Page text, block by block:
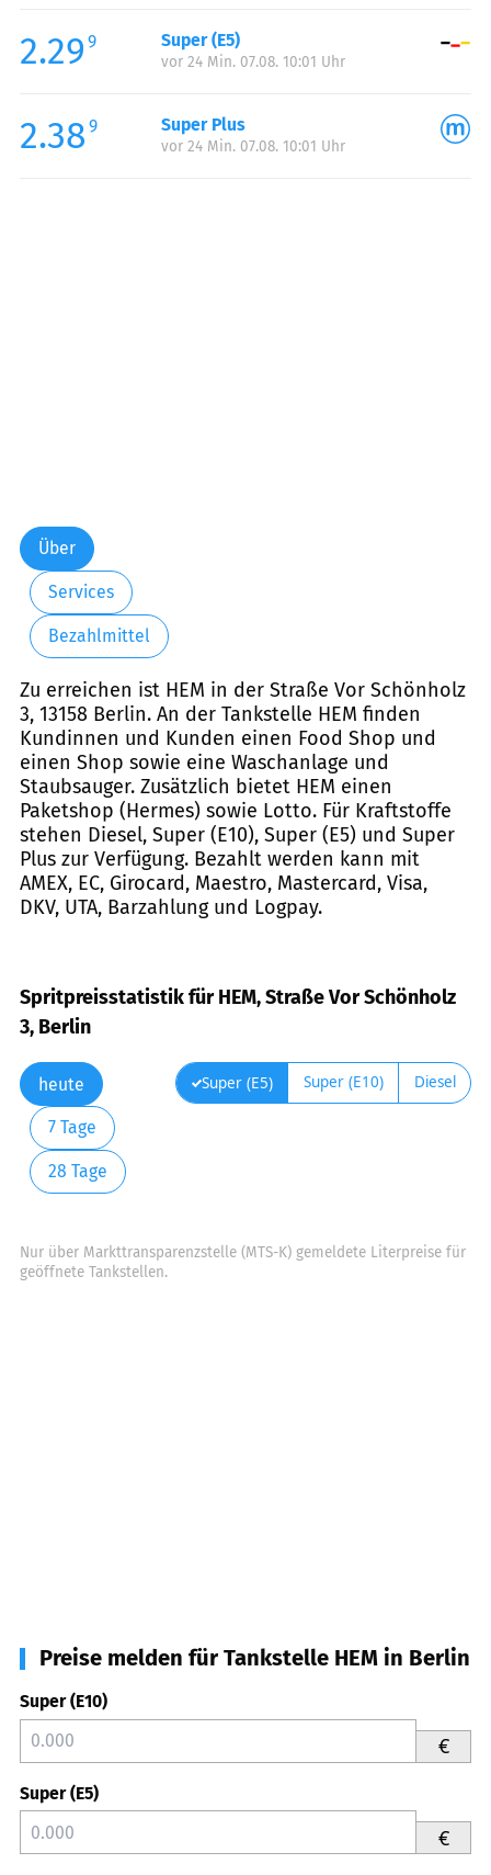
2.29 9 Super (E5)
vor 24 Min. 07.08. 10:01 Uhr
2.38 9 Super Plus
vor 24 Min. 07.08. 10:01 Uhr
Über
Services
Bezahlmittel
Zu erreichen ist HEM in der Straße Vor Schönholz
3, 13158 Berlin. An der Tankstelle HEM finden
Kundinnen und Kunden einen Food Shop und
einen Shop sowie eine Waschanlage und
Staubsauger. Zusätzlich bietet HEM einen
Paketshop (Hermes) sowie Lotto. Für Kraftstoffe
stehen Diesel, Super (E10), Super (E5) und Super
Plus zur Verfügung. Bezahlt werden kann mit
AMEX, EC, Girocard, Maestro, Mastercard, Visa,
DKV, UTA, Barzahlung und Logpay.
Spritpreisstatistik für HEM, Straße Vor Schönholz
3, Berlin
heute
7 Tage
28 Tage
Super (E5) Super (E10) Diesel
Nur über Markttransparenzstelle (MTS-K) gemeldete Literpreise für
geöffnete Tankstellen.
Preise melden für Tankstelle HEM in Berlin
Super (E10)
€
Super (E5)
€